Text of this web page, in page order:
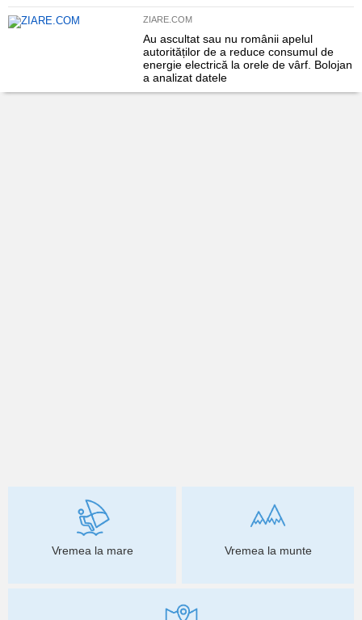
ZIARE.COM
Au ascultat sau nu românii apelul
autorităților de a reduce consumul de
energie electrică la orele de vârf. Bolojan
a analizat datele
Vremea la mare Vremea la munte